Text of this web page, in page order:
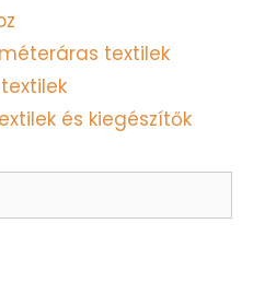
textilek
és kiegészítők